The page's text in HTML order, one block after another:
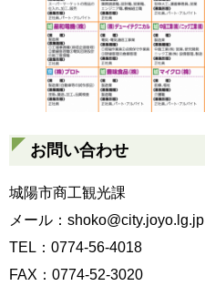
お問い合わせ
城陽市商工観光課
メール：shoko@city.joyo.lg.jp
TEL：0774-56-4018
FAX：0774-52-3020